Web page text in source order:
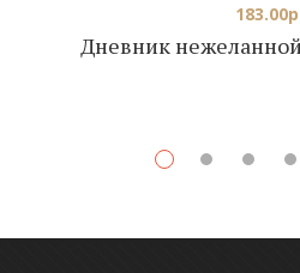
Дневник
183.00